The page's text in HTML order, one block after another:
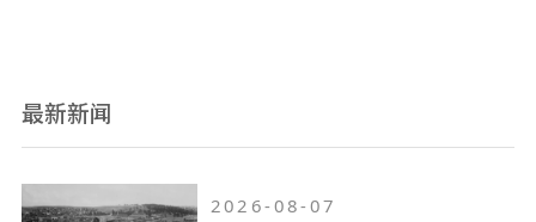
最新新闻
2026-08-07